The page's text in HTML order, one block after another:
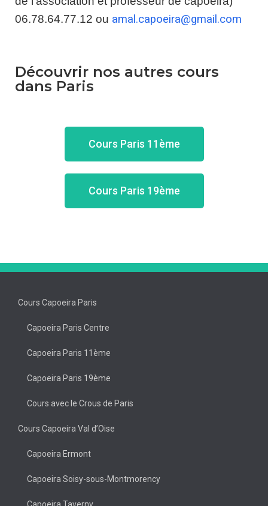
06.78.64.77.12 ou amal.capoeira@gmail.com
Découvrir nos autres cours
dans Paris
Cours Paris 11ème
Cours Paris 19ème
Cours Capoeira Paris
Capoeira Paris Centre
Capoeira Paris 11ème
Capoeira Paris 19ème
Cours avec le Crous de Paris
Cours Capoeira Val d’Oise
Capoeira Ermont
Capoeira Soisy-sous-Montmorency